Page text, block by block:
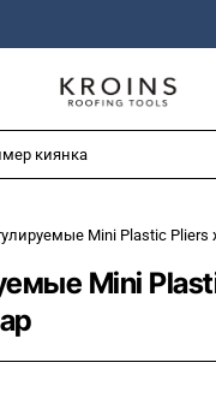
Mini
Mini Plastic Pliers